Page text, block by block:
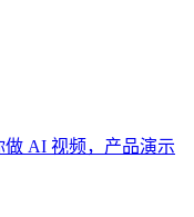
做 AI 视频，产品演示